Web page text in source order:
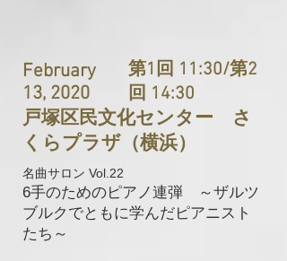
February
13, 2020
第1回 11:30/第2
回 14:30
戸塚区民文化センター さ
くらプラザ（横浜）
名曲サロン Vol.22
6手のためのピアノ連弾 ～ザルツ
ブルクでともに学んだピアニスト
たち～